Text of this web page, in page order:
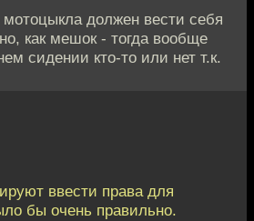
должен вести себя
как мешок - тогда вообще
сидении кто-то или нет т.к.
ввести права для
бы очень правильно.